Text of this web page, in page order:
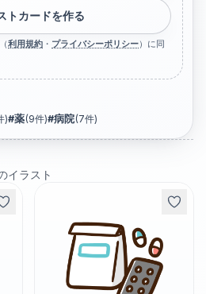
トカードを作る
利用規約 ・ プライバシーポリシー）に同
)#薬(9件)#病院(7件)
イラスト